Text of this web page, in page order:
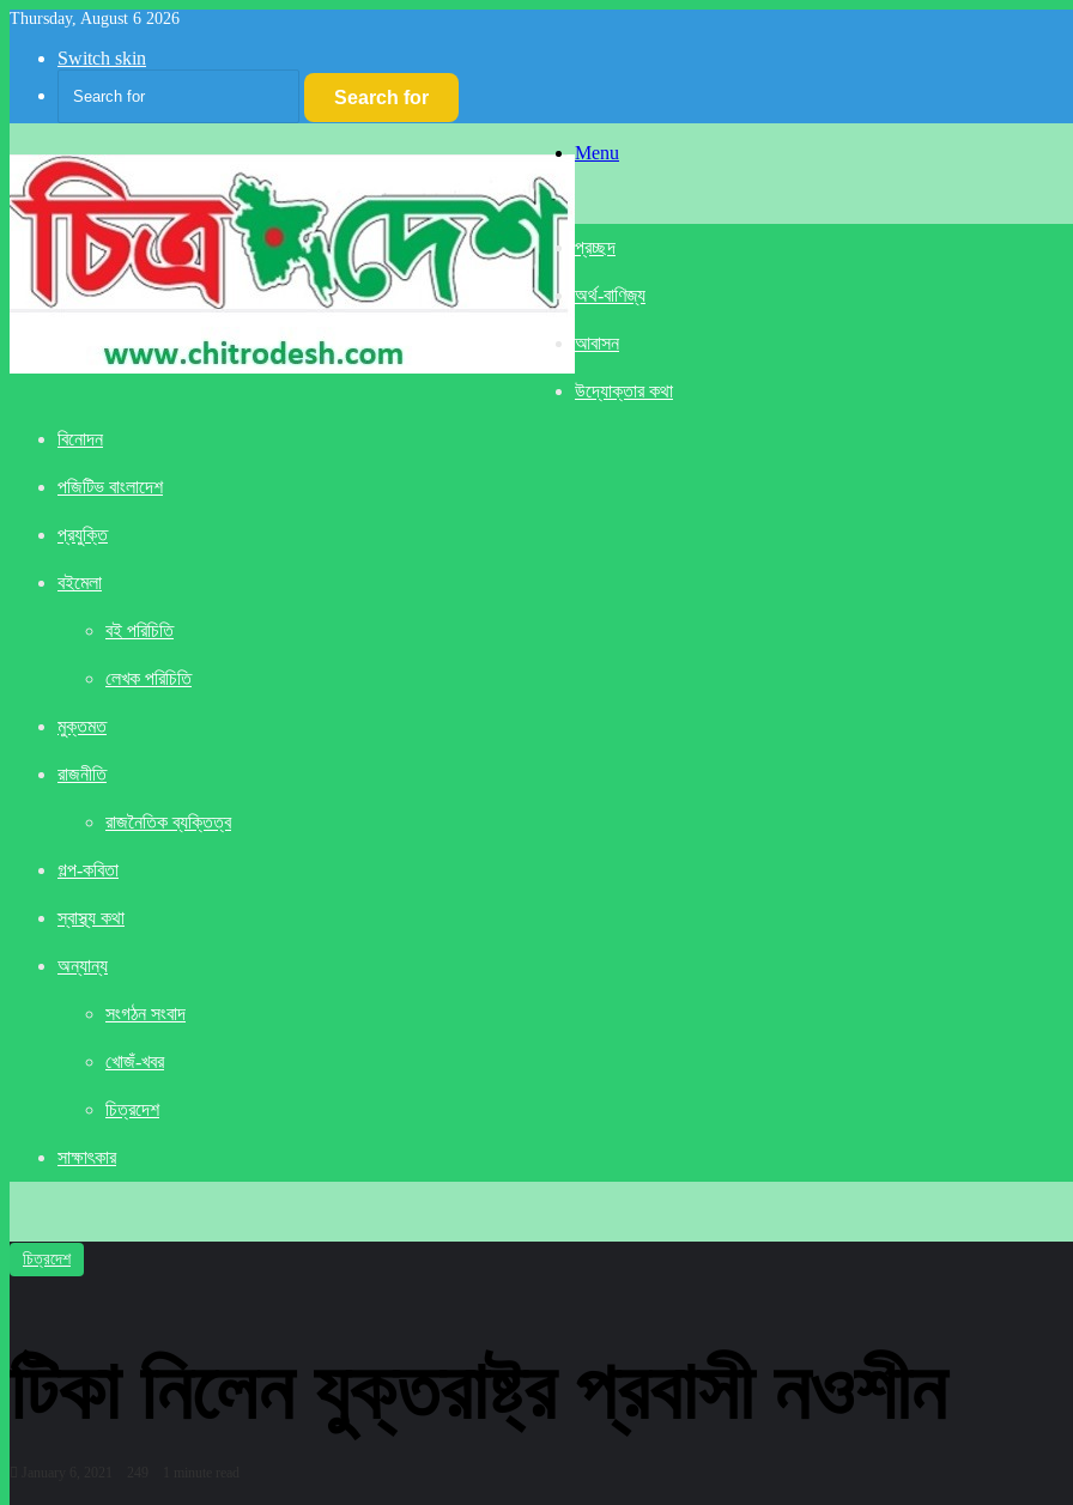
Thursday, August 6 2026
Switch skin
Search for
Menu
প্রচ্ছদ
অর্থ-বাণিজ্য
আবাসন
উদ্যোক্তার কথা
বিনোদন
পজিটিভ বাংলাদেশ
প্রযুক্তি
বইমেলা
বই পরিচিতি
লেখক পরিচিতি
মুক্তমত
রাজনীতি
রাজনৈতিক ব্যক্তিত্ব
গল্প-কবিতা
স্বাস্থ্য কথা
অন্যান্য
সংগঠন সংবাদ
খােজঁ-খবর
চিত্রদেশ
সাক্ষাৎকার
চিত্রদেশ
টিকা নিলেন যুক্তরাষ্ট্র প্রবাসী নওশীন